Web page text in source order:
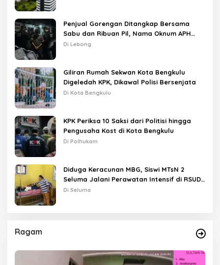
Penjual Gorengan Ditangkap Bersama
Sabu dan Ribuan Pil, Nama Oknum APH
Disebut Saat Interogasi
Di Lebong
Giliran Rumah Sekwan Kota Bengkulu
Digeledah KPK, Dikawal Polisi Bersenjata
Di Kota Bengkulu
KPK Periksa 10 Saksi dari Politisi hingga
Pengusaha Kost di Kota Bengkulu
Di Polhukam
Diduga Keracunan MBG, Siswi MTsN 2
Seluma Jalani Perawatan Intensif di RSUD
Tais
Di Seluma
Ragam